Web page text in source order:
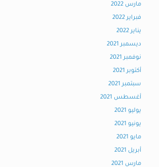
مارس 2022
فبراير 2022
يناير 2022
ديسمبر 2021
نوفمبر 2021
أكتوبر 2021
سبتمبر 2021
أغسطس 2021
يوليو 2021
يونيو 2021
مايو 2021
أبريل 2021
مارس 2021